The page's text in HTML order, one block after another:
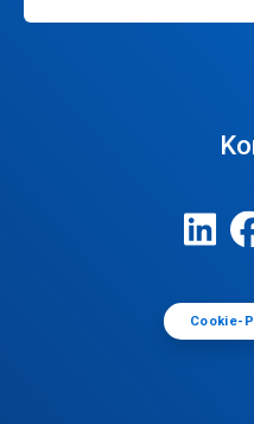
Cookie-